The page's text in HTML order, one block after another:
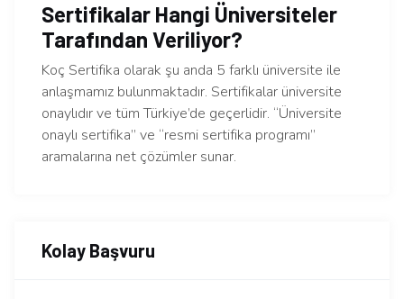
Sertifikalar Hangi Üniversiteler
Tarafından Veriliyor?
Koç Sertifika olarak şu anda 5 farklı üniversite ile
anlaşmamız bulunmaktadır. Sertifikalar üniversite
onaylıdır ve tüm Türkiye’de geçerlidir. “Üniversite
onaylı sertifika” ve “resmi sertifika programı”
aramalarına net çözümler sunar.
Kolay Başvuru